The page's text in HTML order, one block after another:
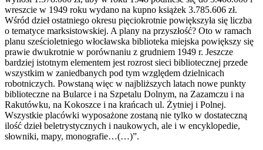
wreszcie w 1949 roku wydano na kupno książek 3.785.606 zł.
Wśród dzieł ostatniego okresu pięciokrotnie powiększyła się liczba
o tematyce marksistowskiej. A plany na przyszłość? Oto w ramach
planu sześcioletniego włocławska biblioteka miejska powiększy się
prawie dwukrotnie w porównaniu z grudniem 1949 r. Jeszcze
bardziej istotnym elementem jest rozrost sieci bibliotecznej przede
wszystkim w zaniedbanych pod tym względem dzielnicach
robotniczych. Powstaną więc w najbliższych latach nowe punkty
biblioteczne na Bularce i na Szpetalu Dolnym, na Zazamczu i na
Rakutówku, na Kokoszce i na krańcach ul. Żytniej i Polnej.
Wszystkie placówki wyposażone zostaną nie tylko w dostateczną
ilość dzieł beletrystycznych i naukowych, ale i w encyklopedie,
słowniki, mapy, monografie…(…)”.